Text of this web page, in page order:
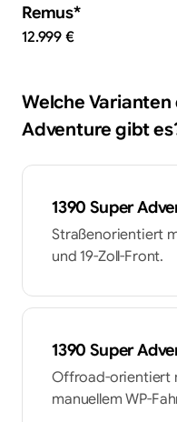
Remus*
12.999 €
Welche
Adventuregibt
1390 Super
Straßenorientiert
und 19-Zoll-Front.
1390 Super
Offroad-orientiert
manuellem WP-